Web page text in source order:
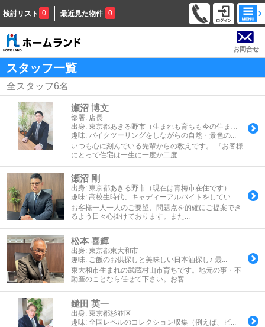
検討リスト 0 最近見た物件 0
お問合せ
スタッフ一覧
全スタッフ6名
瀬沼 博文
部署: 店長
出身: 東京都あきる野市（生まれも育ちも今の住まい
も！）
趣味: バイクツーリングをしながらの自然・景色の...
いつも心に刻んでいる先輩からの教えです。 『お客様
にとって住宅は一生に一度か二度...
瀬沼 剛
出身: 東京都あきる野市（現在は青梅市在住です）
趣味: 高校生時代、キャディーアルバイトをしてい...
お客様一人一人のご要望、問題点を的確にご提案でき
るよう日々心掛けております。また...
松本 喜輝
出身: 東京都東大和市
趣味: ご飯のお供探しと美味しい日本酒探し♪ 最...
東大和市生まれの武蔵村山市育ちです。地元の事・不
動産のことなら任せて下さい。お客...
鑓田 英一
出身: 東京都杉並区
趣味: 全国レベルのコレクション収集（例えば、ピ...